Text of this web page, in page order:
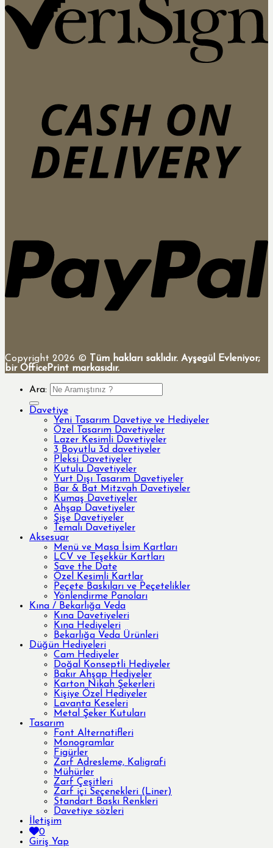
Copyright 2026 © Tüm hakları saklıdır. Ayşegül Evleniyor;
bir OfficePrint markasıdır.
Ara:
Davetiye
Yeni Tasarım Davetiye ve Hediyeler
Özel Tasarım Davetiyeler
Lazer Kesimli Davetiyeler
3 Boyutlu 3d davetiyeler
Pleksi Davetiyeler
Kutulu Davetiyeler
Yurt Dışı Tasarım Davetiyeler
Bar & Bat Mitzvah Davetiyeler
Kumaş Davetiyeler
Ahşap Davetiyeler
Şişe Davetiyeler
Temalı Davetiyeler
Aksesuar
Menü ve Masa İsim Kartları
LCV ve Teşekkür Kartları
Save the Date
Özel Kesimli Kartlar
Peçete Baskıları ve Peçetelikler
Yönlendirme Panoları
Kına / Bekarlığa Veda
Kına Davetiyeleri
Kına Hediyeleri
Bekarlığa Veda Ürünleri
Düğün Hediyeleri
Cam Hediyeler
Doğal Konseptli Hediyeler
Bakır Ahşap Hediyeler
Karton Nikah Şekerleri
Kişiye Özel Hediyeler
Lavanta Keseleri
Metal Şeker Kutuları
Tasarım
Font Alternatifleri
Monogramlar
Figürler
Zarf Adresleme, Kaligrafi
Mühürler
Zarf Çeşitleri
Zarf içi Seçenekleri (Liner)
Standart Baskı Renkleri
Davetiye sözleri
İletişim
0
Giriş Yap